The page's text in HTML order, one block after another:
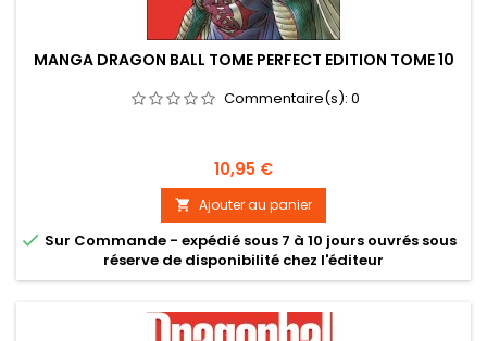
MANGA DRAGON BALL TOME PERFECT EDITION TOME 10
Commentaire(s): 0
Prix
10,95 €
 Ajouter au panier
 Sur Commande - expédié sous 7 à 10 jours ouvrés sous
réserve de disponibilité chez l'éditeur